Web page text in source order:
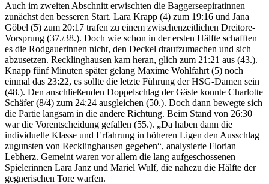
Auch im zweiten Abschnitt erwischten die Baggerseepiratinnen
zunächst den besseren Start. Lara Krapp (4) zum 19:16 und Jana
Göbel (5) zum 20:17 trafen zu einem zwischenzeitlichen Dreitore-
Vorsprung (37./38.). Doch wie schon in der ersten Hälfte schafften
es die Rodgauerinnen nicht, den Deckel draufzumachen und sich
abzusetzen. Recklinghausen kam heran, glich zum 21:21 aus (43.).
Knapp fünf Minuten später gelang Maxime Wohlfahrt (5) noch
einmal das 23:22, es sollte die letzte Führung der HSG-Damen sein
(48.). Den anschließenden Doppelschlag der Gäste konnte Charlotte
Schäfer (8/4) zum 24:24 ausgleichen (50.). Doch dann bewegte sich
die Partie langsam in die andere Richtung. Beim Stand von 26:30
war die Vorentscheidung gefallen (55.). „Da haben dann die
individuelle Klasse und Erfahrung in höheren Ligen den Ausschlag
zugunsten von Recklinghausen gegeben“, analysierte Florian
Lebherz. Gemeint waren vor allem die lang aufgeschossenen
Spielerinnen Lara Janz und Mariel Wulf, die nahezu die Hälfte der
gegnerischen Tore warfen.